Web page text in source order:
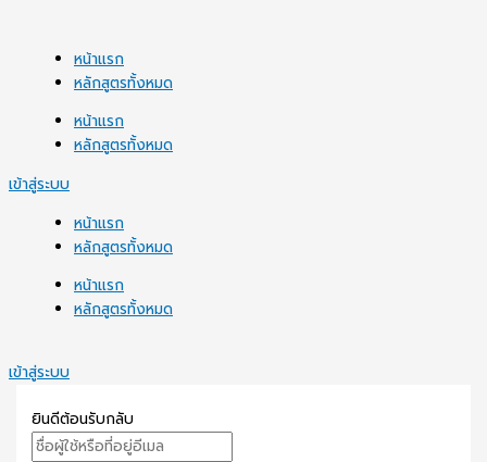
content หน้าแรก
หลักสูตรทั้งหมด
หน้าแรก
หลักสูตรทั้งหมด
เข้าสู่ระบบ
หน้าแรก
หลักสูตรทั้งหมด
หน้าแรก
หลักสูตรทั้งหมด
เข้าสู่ระบบ
ยินดีต้อนรับกลับ